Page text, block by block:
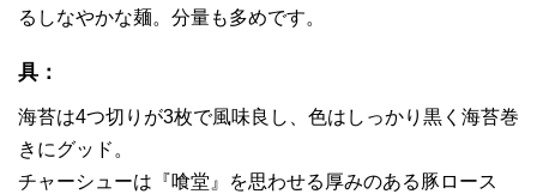
るしなやかな麺。分量も多めです。
具：
海苔は4つ切りが3枚で風味良し、色はしっかり黒く海苔巻
きにグッド。
チャーシューは『喰堂』を思わせる厚みのある豚ロース